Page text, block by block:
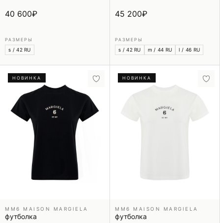
40 600₽
РАЗМЕРЫ
s / 42 RU
45 200₽
РАЗМЕРЫ
s / 42 RU m / 44 RU l / 46 RU
НОВИНКА
MM6 MAISON MARGIELA
футболка
НОВИНКА
MM6 MAISON MARGIELA
футболка